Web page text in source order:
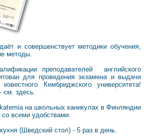
и совершенствует методики обучения,
методы.
преподавателей английского
для проведения экзамена и выдачи
Кембриджского университета!
см. здесь.
на школьных каникулах в Финляндии
всеми удобствами.
(Шведский стол) - 5 раз в день.